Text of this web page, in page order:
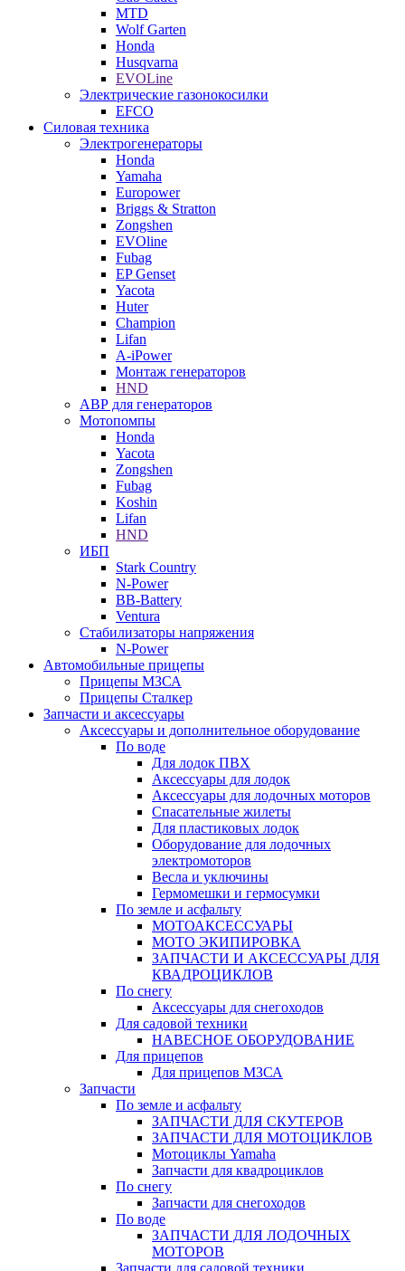
MTD
Wolf Garten
Honda
Husqvarna
EVOLine
Электрические газонокосилки
EFCO
Силовая техника
Электрогенераторы
Honda
Yamaha
Europower
Briggs & Stratton
Zongshen
EVOline
Fubag
EP Genset
Yacota
Huter
Champion
Lifan
A-iPower
Монтаж генераторов
HND
АВР для генераторов
Мотопомпы
Honda
Yacota
Zongshen
Fubag
Koshin
Lifan
HND
ИБП
Stark Country
N-Power
BB-Battery
Ventura
Стабилизаторы напряжения
N-Power
Автомобильные прицепы
Прицепы МЗСА
Прицепы Сталкер
Запчасти и аксессуары
Аксессуары и дополнительное оборудование
По воде
Для лодок ПВХ
Аксессуары для лодок
Аксессуары для лодочных моторов
Спасательные жилеты
Для пластиковых лодок
Оборудование для лодочных
электромоторов
Весла и уключины
Гермомешки и гермосумки
По земле и асфальту
МОТОАКСЕССУАРЫ
МОТО ЭКИПИРОВКА
ЗАПЧАСТИ И АКСЕССУАРЫ ДЛЯ
КВАДРОЦИКЛОВ
По снегу
Аксессуары для снегоходов
Для садовой техники
НАВЕСНОЕ ОБОРУДОВАНИЕ
Для прицепов
Для прицепов МЗСА
Запчасти
По земле и асфальту
ЗАПЧАСТИ ДЛЯ СКУТЕРОВ
ЗАПЧАСТИ ДЛЯ МОТОЦИКЛОВ
Мотоциклы Yamaha
Запчасти для квадроциклов
По снегу
Запчасти для снегоходов
По воде
ЗАПЧАСТИ ДЛЯ ЛОДОЧНЫХ
МОТОРОВ
Запчасти для садовой техники